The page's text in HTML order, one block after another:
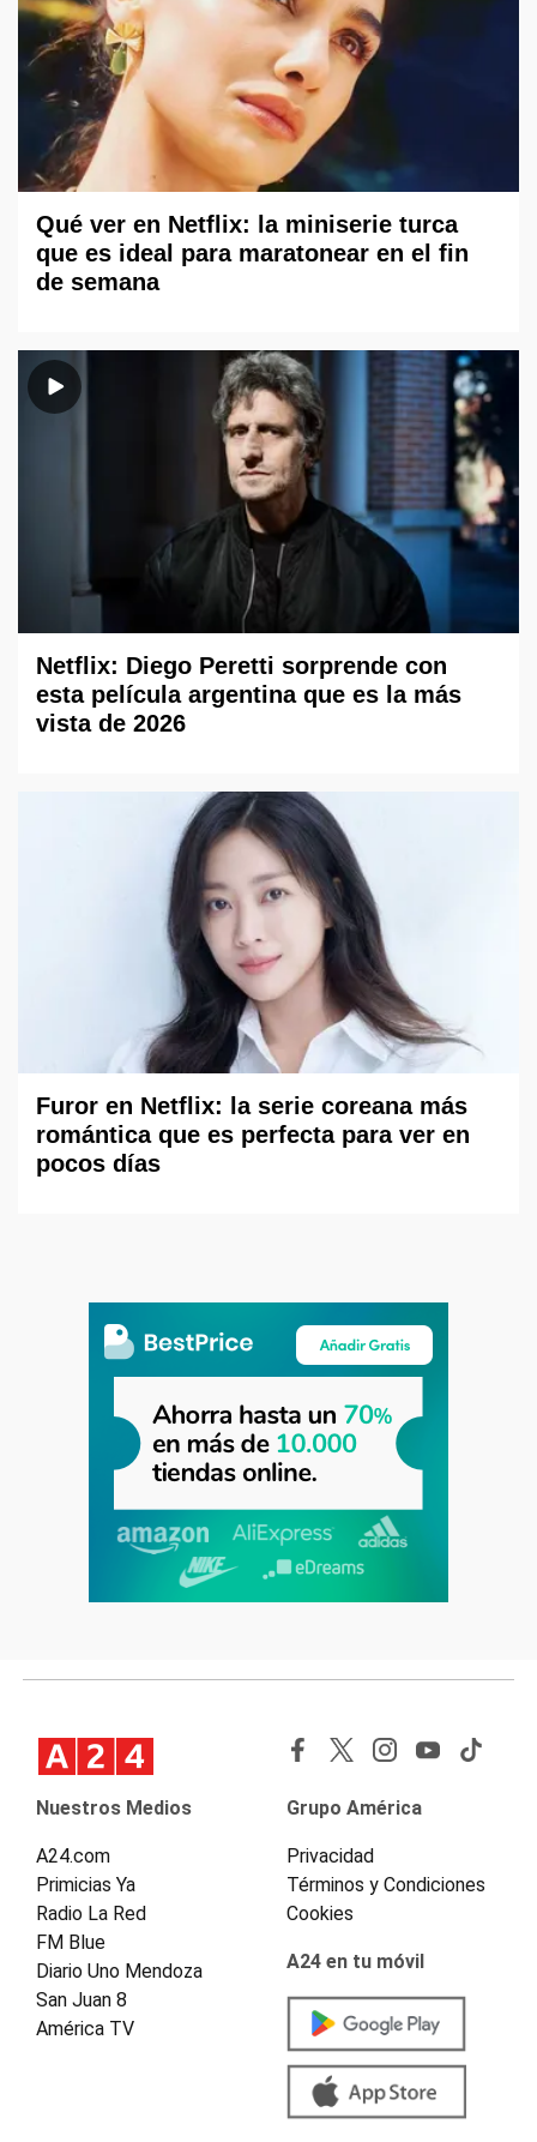
Qué ver en Netflix: la miniserie turca
que es ideal para maratonear en el fin
de semana
Netflix: Diego Peretti sorprende con
esta película argentina que es la más
vista de 2026
Furor en Netflix: la serie coreana más
romántica que es perfecta para ver en
pocos días
Nuestros Medios
A24.com
Primicias Ya
Radio La Red
FM Blue
Diario Uno Mendoza
San Juan 8
América TV
Grupo América
Privacidad
Términos y Condiciones
Cookies
A24 en tu móvil